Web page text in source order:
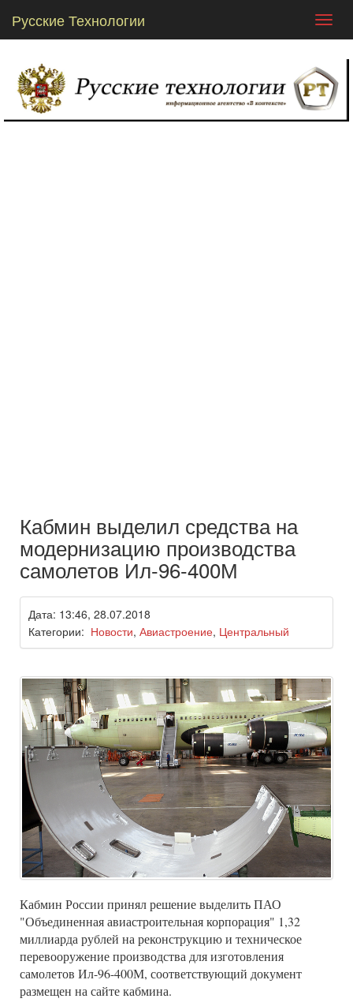
Русские Технологии
Кабмин выделил средства на
модернизацию производства
самолетов Ил-96-400М
Дата: 13:46, 28.07.2018
Категории: Новости, Авиастроение, Центральный
Кабмин России принял решение выделить ПАО
"Объединенная авиастроительная корпорация" 1,32
миллиарда рублей на реконструкцию и техническое
перевооружение производства для изготовления
самолетов Ил-96-400М, соответствующий документ
размещен на сайте кабмина.